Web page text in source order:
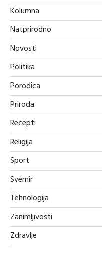
Kolumna
Natprirodno
Novosti
Politika
Porodica
Priroda
Recepti
Religija
Sport
Svemir
Tehnologija
Zanimljivosti
Zdravlje